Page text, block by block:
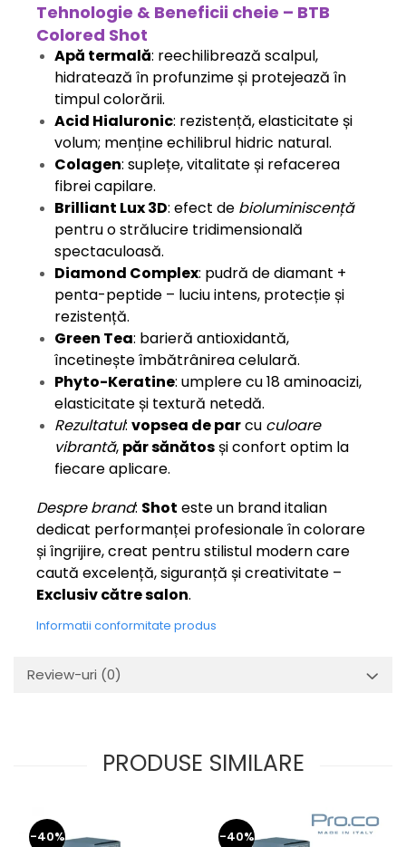
Tehnologie & Beneficii cheie – BTB
Colored Shot
Apă termală: reechilibrează scalpul,
hidratează în profunzime și protejează în
timpul colorării.
Acid Hialuronic: rezistență, elasticitate și
volum; menține echilibrul hidric natural.
Colagen: suplețe, vitalitate și refacerea
fibrei capilare.
Brilliant Lux 3D: efect de bioluminiscență
pentru o strălucire tridimensională
spectaculoasă.
Diamond Complex: pudră de diamant +
penta-peptide – luciu intens, protecție și
rezistență.
Green Tea: barieră antioxidantă,
încetinește îmbătrânirea celulară.
Phyto-Keratine: umplere cu 18 aminoacizi,
elasticitate și textură netedă.
Rezultatul: vopsea de parcu culoare
vibrantă, păr sănătosși confort optim la
fiecare aplicare.
Despre brand: Shot este un brand italian
dedicat performanței profesionale în colorare
și îngrijire, creat pentru stilistul modern care
caută excelență, siguranță și creativitate –
Exclusiv către salon.
Informatii conformitate produs
Review-uri (0)
PRODUSE SIMILARE
-40% -40%